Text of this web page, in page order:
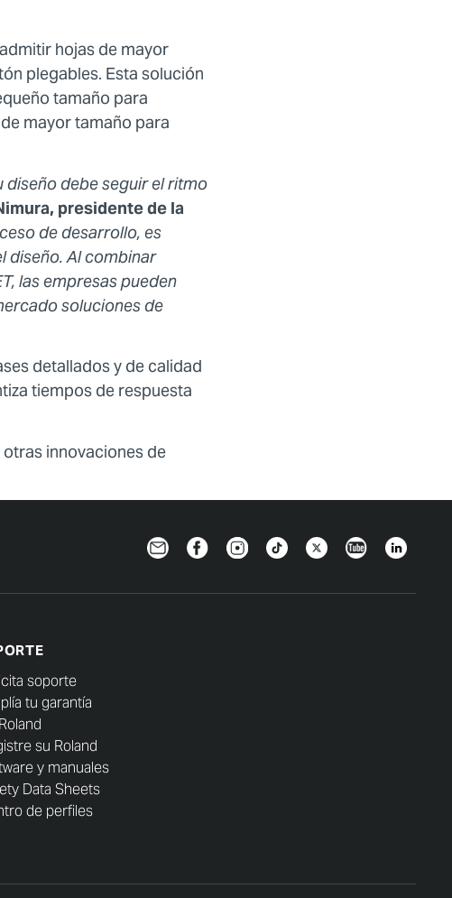
hojas de mayor
plegables. Esta solución
tamaño para
mayor tamaño para
diseño debe seguir el ritmo
presidente de la
de desarrollo, es
diseño. Al combinar
las empresas pueden
soluciones de
detallados y de calidad
tiempos de respuesta
innovaciones de
NewsletterFacebookInstagramTikTokTwitterYouTubeLinkedin
soporte
tu garantía
su Roland
y manuales
Data Sheets
de perfiles